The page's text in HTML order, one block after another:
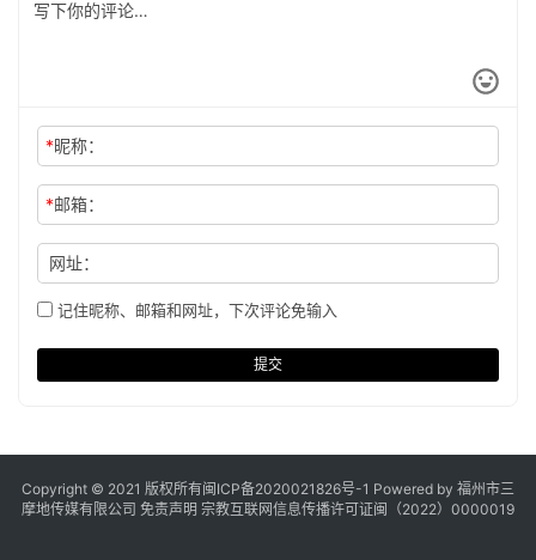
*昵称：
*邮箱：
网址：
记住昵称、邮箱和网址，下次评论免输入
提交
Copyright © 2021 版权所有闽ICP备2020021826号-1 Powered by 福州市三
摩地传媒有限公司 免责声明 宗教互联网信息传播许可证闽（2022）0000019